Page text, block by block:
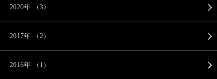
2020年 （3）
2017年 （2）
2016年 （1）